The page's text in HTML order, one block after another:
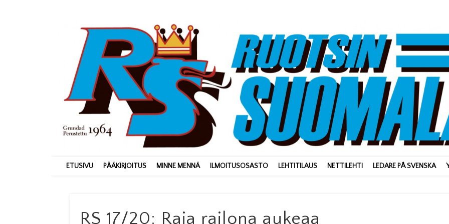
ETUSIVU PÄÄKIRJOITUS MINNE MENNÄ ILMOITUSOSASTO LEHTITILAUS NETTILEHTI LEDARE PÅ SVENSKA
RS 17/20: Raja railona aukeaa